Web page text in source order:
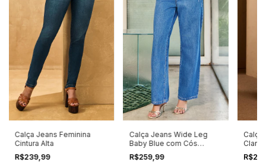
Calça Jeans Feminina
Cintura Alta
R$239,99
Calça Jeans Wide Leg
Baby Blue com Cós
Ajustável
R$259,99
Calça
Clara